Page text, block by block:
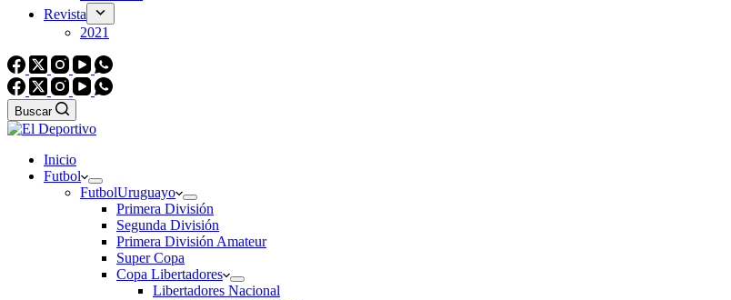
Revista
2021
Buscar
Inicio
Futbol
FutbolUruguayo
Primera División
Segunda División
Primera División Amateur
Super Copa
Copa Libertadores
Libertadores Nacional